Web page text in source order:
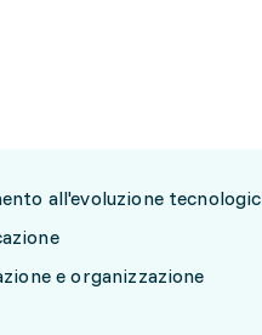
all'evoluzione
e organizzazione